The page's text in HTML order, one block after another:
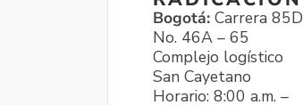
Bogotá: Carrera 85D
No. 46A – 65
Complejo logístico
San Cayetano
Horario: 8:00 a.m. –